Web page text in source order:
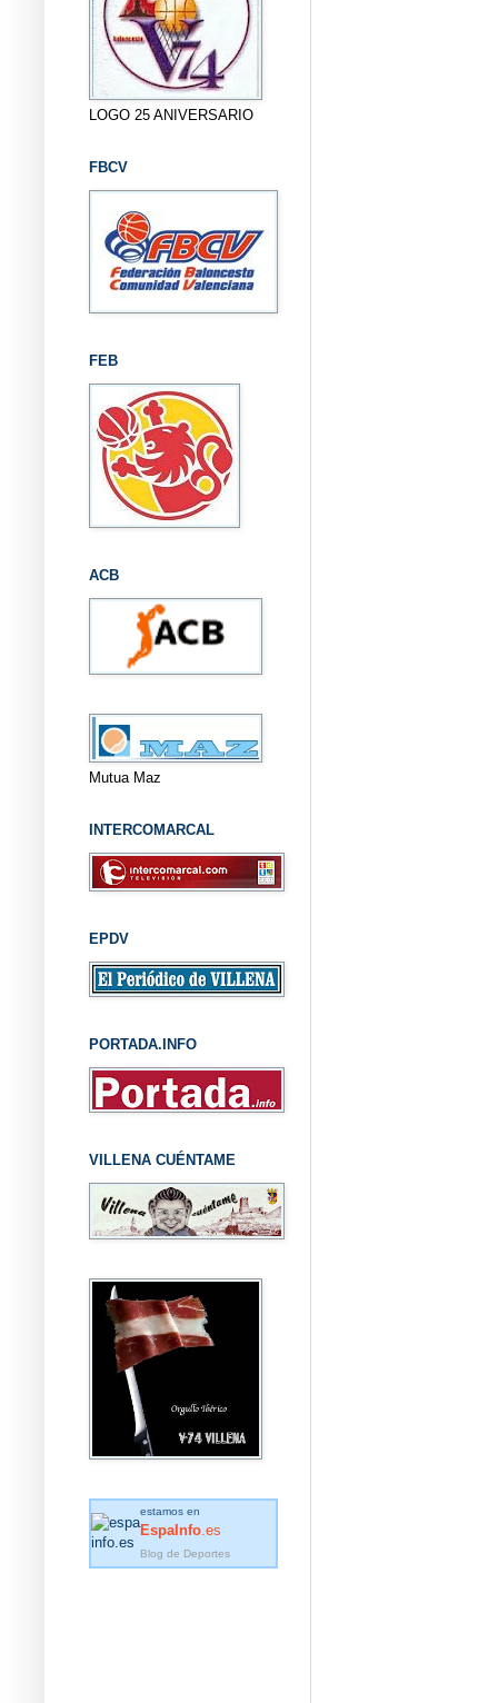
LOGO 25 ANIVERSARIO
FBCV
FEB
ACB
Mutua Maz
INTERCOMARCAL
EPDV
PORTADA.INFO
VILLENA CUÉNTAME
estamos en
EspaInfo .es
Blog de Deportes